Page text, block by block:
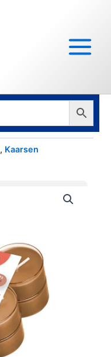
, Kaarsen